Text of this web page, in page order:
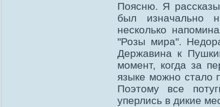
Поясню. Я
был изначально
несколько
"Розы мира".
Державина к
момент, когда за
языке можно стало
Поэтому все
уперлись в дикие